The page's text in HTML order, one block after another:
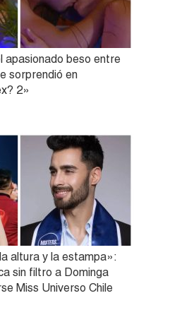
apasionado beso entre
sorprendió en
2»
altura y la estampa»:
sin filtro a Dominga
Miss Universo Chile